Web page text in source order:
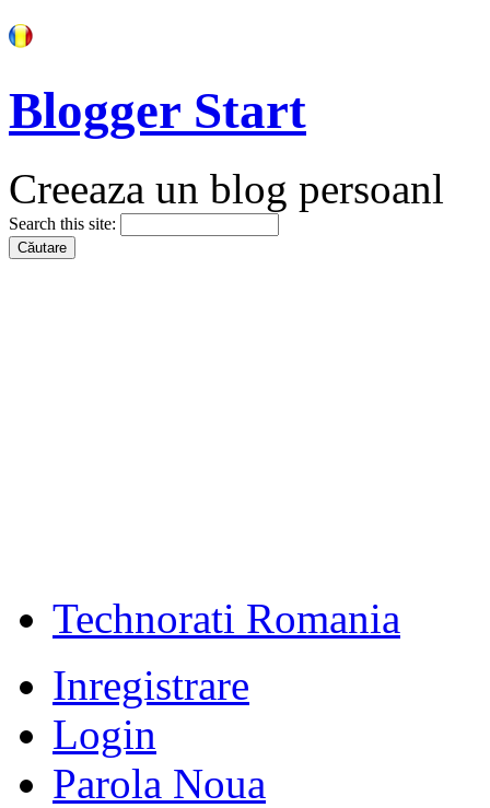
Blogger Start
Creeaza un blog persoanl
Search this site:
Technorati Romania
Inregistrare
Login
Parola Noua